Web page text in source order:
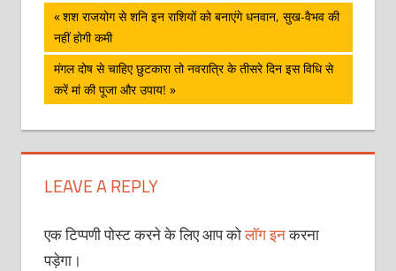
पोस्ट
नेविगेशन
Previous
Post:
शश राजयोग से शनि इन राशियों को बनाएंगे धनवान, सुख-वैभव की
नहीं होगी कमी
Next
Post:
मंगल दोष से चाहिए छुटकारा तो नवरात्रि के तीसरे दिन इस विधि से
करें मां की पूजा और उपाय!
LEAVE A REPLY
एक टिप्पणी पोस्ट करने के लिए आप कोलॉग इनकरना
पड़ेगा।